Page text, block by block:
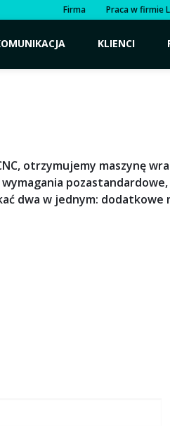
Firma Praca w firmie
KLIENCI
otrzymujemy maszynę
dwa w jednym: dodatkowe